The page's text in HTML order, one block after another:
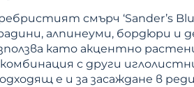
смърч ‘Sander’s
алпинеуми, бордюри и
като акцентно
с други
е и за засаждане в